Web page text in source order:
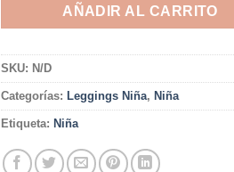
AÑADIR AL CARRITO
SKU: N/D
Categorías: Leggings Niña, Niña
Etiqueta: Niña